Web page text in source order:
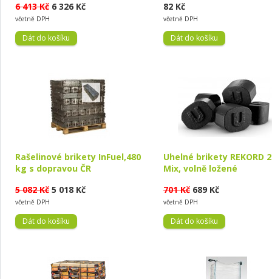
6 413 Kč 6 326 Kč
včetně DPH
82 Kč
včetně DPH
Rašelinové brikety InFuel,480
kg s dopravou ČR
5 082 Kč 5 018 Kč
včetně DPH
Uhelné brikety REKORD
Mix, volně ložené
701 Kč 689 Kč
včetně DPH